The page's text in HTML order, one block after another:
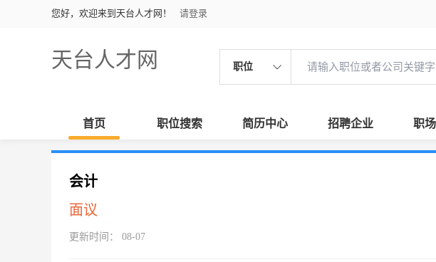
您好，欢迎来到天台人才网！ 请登录
天台人才网 职位
首页 职位搜索 简历中心 招聘企业 职
会计
面议
更新时间： 08-07